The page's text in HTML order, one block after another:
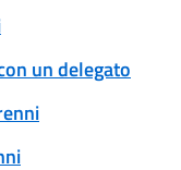
un delegato